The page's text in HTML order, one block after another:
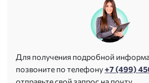
Для получения подробной
позвоните по телефону+7 (499)